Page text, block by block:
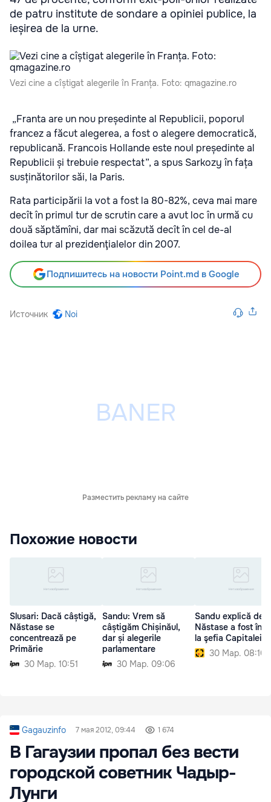
de patru institute de sondare a opiniei publice, la
ieșirea de la urne.
Vezi cine a cîștigat alegerile în Franța. Foto: qmagazine.ro
„Franta are un nou președinte al Republicii, poporul
francez a făcut alegerea, a fost o alegere democratică,
republicană. Francois Hollande este noul președinte al
Republicii și trebuie respectat”, a spus Sarkozy în fața
susținătorilor săi, la Paris.
Rata participării la vot a fost la 80-82%, ceva mai mare
decît în primul tur de scrutin care a avut loc în urmă cu
două săptămîni, dar mai scăzută decît în cel de-al
doilea tur al prezidenţialelor din 2007.
Подпишитесь на новости Point.md в Google
Источник Noi
Разместить рекламу на сайте
Похожие новости
Slusari: Dacă câștigă,
Năstase se
concentrează pe
Primărie
30 Мар. 10:51
Sandu: Vrem să
câștigăm Chișinăul,
dar și alegerile
parlamentare
30 Мар. 09:06
Sandu explică de
Năstase a fost
la şefia Capitalei
30 Мар. 08:10
Gagauzinfo 7 мая 2012, 09:44 1 674
В Гагаузии пропал без вести
городской советник Чадыр-
Лунги